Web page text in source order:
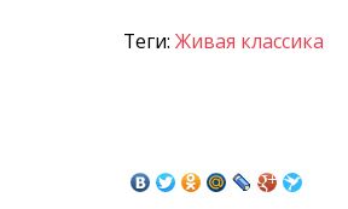
Теги: Живая классика